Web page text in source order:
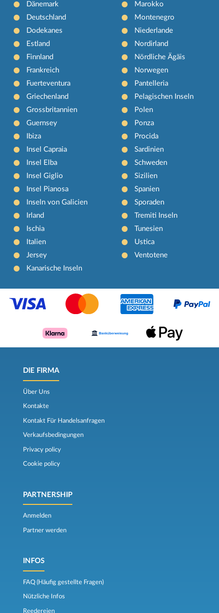
Dänemark
Deutschland
Dodekanes
Estland
Finnland
Frankreich
Fuerteventura
Griechenland
Grossbritannien
Guernsey
Ibiza
Insel Capraia
Insel Elba
Insel Giglio
Insel Pianosa
Inseln von Galicien
Irland
Ischia
Italien
Jersey
Kanarische Inseln
Marokko
Montenegro
Niederlande
Nordirland
Nördliche Ägäis
Norwegen
Pantelleria
Pelagischen Inseln
Polen
Ponza
Procida
Sardinien
Schweden
Sizilien
Spanien
Sporaden
Tremiti Inseln
Tunesien
Ustica
Ventotene
DIE FIRMA
Über Uns
Kontakte
Kontakt Für Handelsanfragen
Verkaufsbedingungen
Privacy policy
Cookie policy
PARTNERSHIP
Anmelden
Partner werden
INFOS
FAQ (Häufig gestellte Fragen)
Nützliche Infos
Reedereien